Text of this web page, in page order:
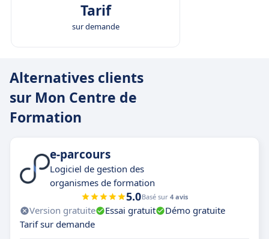
Tarif
sur demande
Alternatives clients
sur Mon Centre de
Formation
e-parcours
Logiciel de gestion des
organismes de formation
5.0Basé sur 4 avis
Version gratuite Essai gratuit
Démo gratuite
Tarif sur demande